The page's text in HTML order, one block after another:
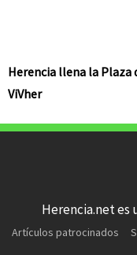
Herencia llena la Plaza
ViVher
Herencia.net es
Artículos patrocinados